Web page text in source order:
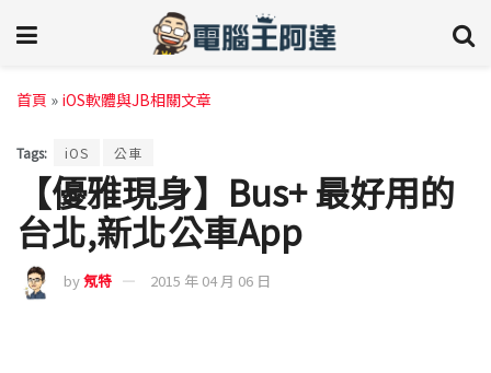
首頁 » iOS軟體與JB相關文章
Tags: iOS 公車
【優雅現身】Bus+ 最好用的
台北,新北公車App
by氖特 2015 年 04 月 06 日